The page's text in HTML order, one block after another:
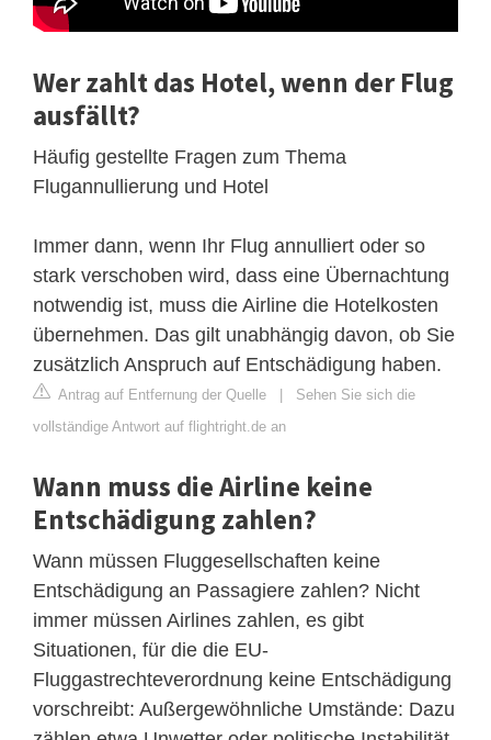
Wer zahlt das Hotel, wenn der Flug
ausfällt?
Häufig gestellte Fragen zum Thema
Flugannullierung und Hotel
Immer dann, wenn Ihr Flug annulliert oder so
stark verschoben wird, dass eine Übernachtung
notwendig ist, muss die Airline die Hotelkosten
übernehmen. Das gilt unabhängig davon, ob Sie
zusätzlich Anspruch auf Entschädigung haben.
Antrag auf Entfernung der Quelle | Sehen Sie sich die
vollständige Antwort auf flightright.de an
Wann muss die Airline keine
Entschädigung zahlen?
Wann müssen Fluggesellschaften keine
Entschädigung an Passagiere zahlen? Nicht
immer müssen Airlines zahlen, es gibt
Situationen, für die die EU-
Fluggastrechteverordnung keine Entschädigung
vorschreibt: Außergewöhnliche Umstände: Dazu